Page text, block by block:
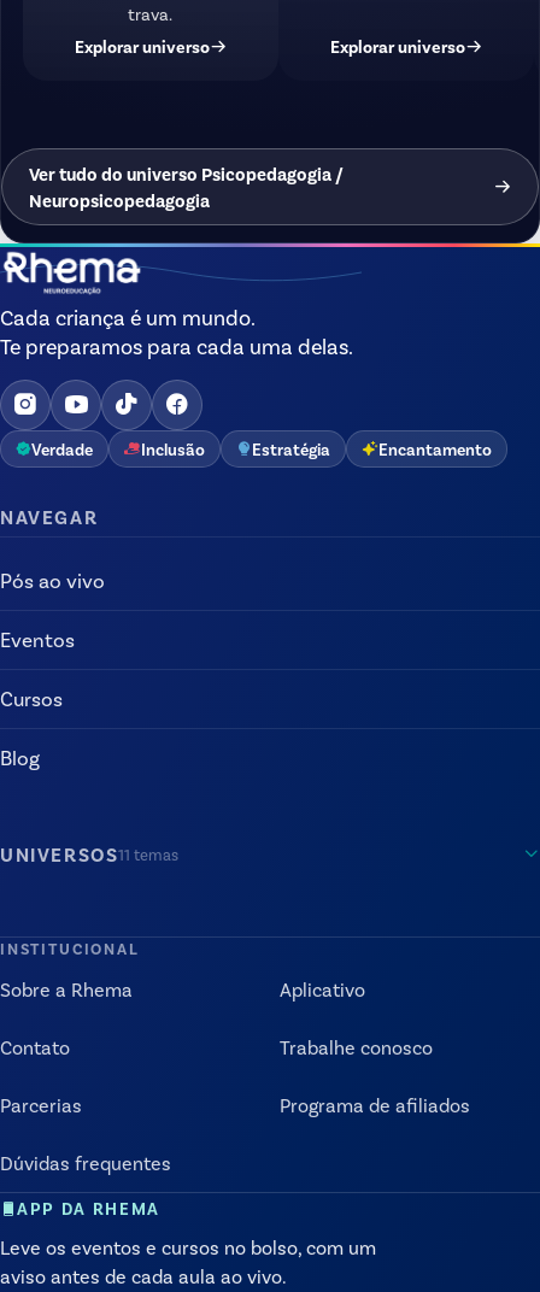
trava.
Explorar universo
Explorar universo
Ver tudo do universo Psicopedagogia /
Neuropsicopedagogia
Cada criança é um mundo.
Te preparamos para cada uma delas.
Verdade Inclusão Estratégia Encantamento
NAVEGAR
Pós ao vivo
Eventos
Cursos
Blog
UNIVERSOS11 temas
INSTITUCIONAL
Sobre a Rhema Aplicativo
Contato Trabalhe conosco
Parcerias Programa de afiliados
Dúvidas frequentes
APP DA RHEMA
Leve os eventos e cursos no bolso, com um
aviso antes de cada aula ao vivo.